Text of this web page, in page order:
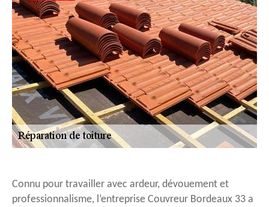
Connu pour travailler avec ardeur, dévouement et
professionnalisme, l’entreprise Couvreur Bordeaux 33 a